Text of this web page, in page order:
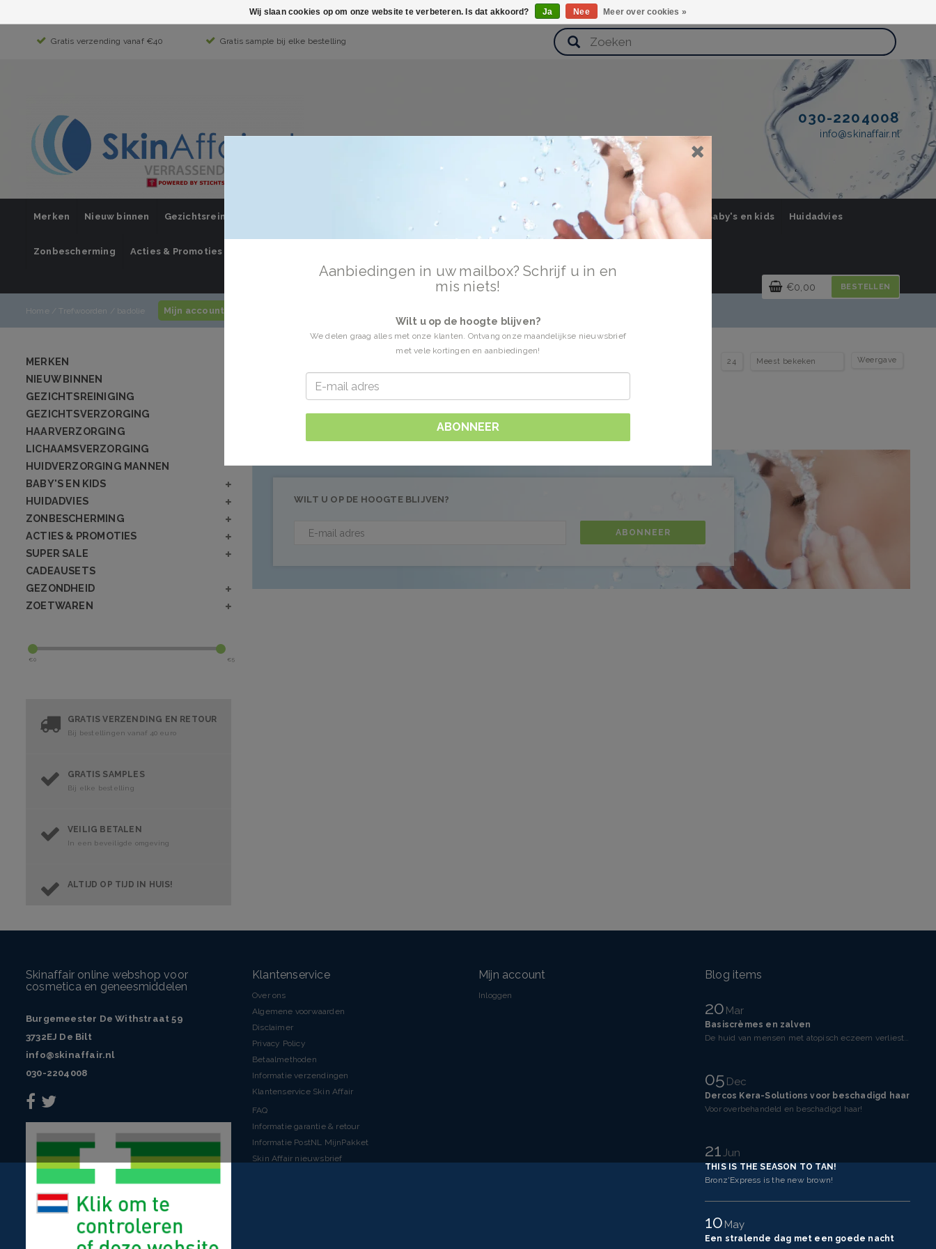
Gratis verzending vanaf €40 Gratis sample bij elke bestelling
030-2204008
info@skinaffair.nl
Merken Nieuw binnen Gezichtsreiniging Lichaamsverzorging Huidverzorging Mannen Baby's en kids Huidadvies
Zonbescherming Acties & Promoties
€0,00 BESTELLEN
Home/ Trefwoorden / badolie Mijn account / inloggen
MERKEN
NIEUW BINNEN
GEZICHTSREINIGING
GEZICHTSVERZORGING
HAARVERZORGING
LICHAAMSVERZORGING
HUIDVERZORGING MANNEN
BABY'S EN KIDS
HUIDADVIES
ZONBESCHERMING
ACTIES & PROMOTIES
SUPER SALE
CADEAUSETS
GEZONDHEID
ZOETWAREN
€0 €5
GRATIS VERZENDING EN RETOUR
Bij bestellingen vanaf 40 euro
GRATIS SAMPLES
Bij elke bestelling
VEILIG BETALEN
In een beveiligde omgeving
ALTIJD OP TIJD IN HUIS!
Producten getagd met badolie Weergave
Geen producten gevonden!...
WILT U OP DE HOOGTE BLIJVEN?
ABONNEER
Skinaffair online webshop voor
cosmetica en geneesmiddelen
Burgemeester De Withstraat 59
3732EJ De Bilt
info@skinaffair.nl
030-2204008
Klantenservice
Over ons
Algemene voorwaarden
Disclaimer
Privacy Policy
Betaalmethoden
Informatie verzendingen
Klantenservice Skin Affair
FAQ
Informatie garantie & retour
Informatie PostNL MijnPakket
Skin Affair nieuwsbrief
Mijn account
Inloggen
Blog items
20Mar
Basiscrèmes en zalven
De huid van mensen met atopisch eczeem verliest makkelijker vocht dan een gezonde huid. Dit komt doo
05Dec
Dercos Kera-Solutions voor beschadigd haar
Voor overbehandeld en beschadigd haar!
21Jun
THIS IS THE SEASON TO TAN!
Bronz'Express is the new brown!
10May
Een stralende dag met een goede nacht
Aanbiedingen in uw mailbox? Schrijf u in en
mis niets!
Wilt u op de hoogte blijven?
We delen graag alles met onze klanten. Ontvang onze maandelijkse nieuwsbrief
met vele kortingen en aanbiedingen!
ABONNEER
Wij slaan cookies op om onze website te verbeteren. Is dat akkoord? Ja Nee Meer over cookies »